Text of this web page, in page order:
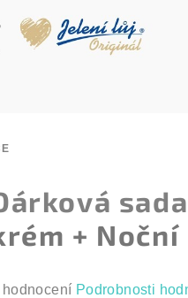
+
hodnocení Podrobnosti